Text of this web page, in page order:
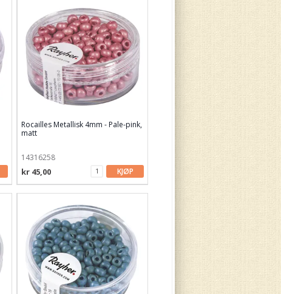
Rocailles Metallisk 4mm - Pale-pink,
matt
14316258
kr 45,00 KJØP